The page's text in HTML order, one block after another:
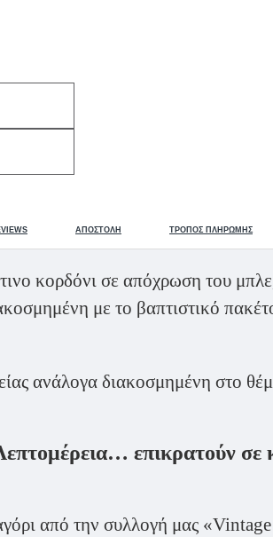
ΑΠΟΣΤΟΛΉ ΤΡΌΠΟΣ ΠΛΗΡΩΜΉΣ
κορδόνι σε απόχρωση του
με το βαπτιστικό
ανάλογα διακοσμημένη στο
επικρατούν σε
από την συλλογή μας